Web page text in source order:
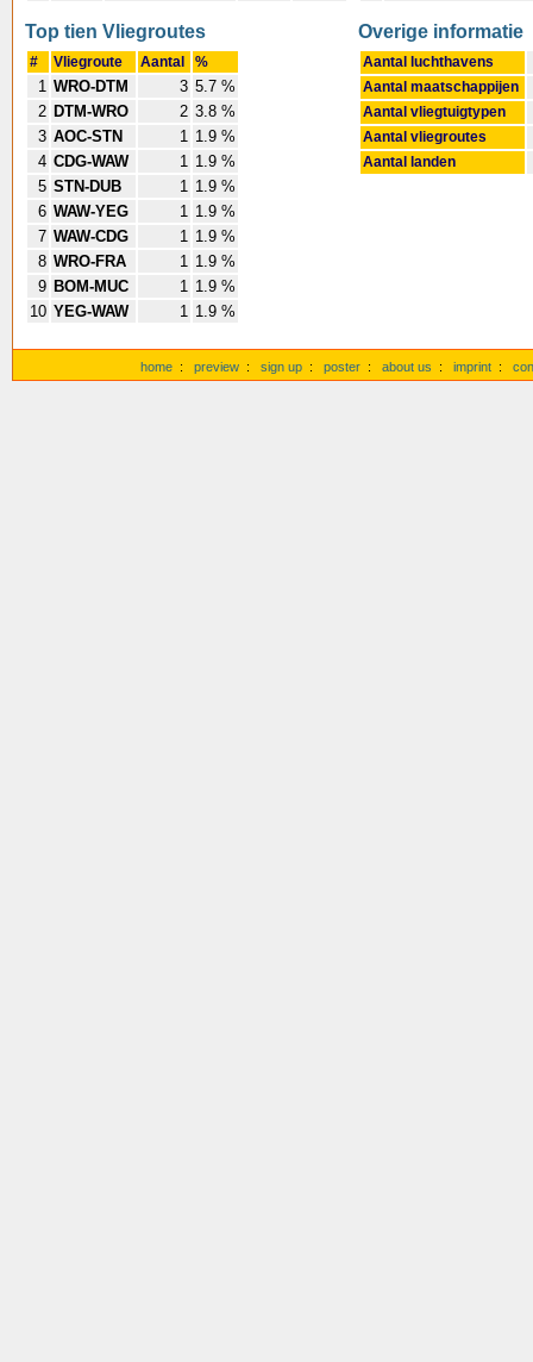
Top tien Vliegroutes
# Vliegroute Aantal %
1 WRO-DTM 3 5.7 %
2 DTM-WRO 2 3.8 %
3 AOC-STN 1 1.9 %
4 CDG-WAW 1 1.9 %
5 STN-DUB 1 1.9 %
6 WAW-YEG 1 1.9 %
7 WAW-CDG 1 1.9 %
8 WRO-FRA 1 1.9 %
9 BOM-MUC 1 1.9 %
10 YEG-WAW 1 1.9 %
Overige informatie
Aantal luchthavens
Aantal maatschappijen
Aantal vliegtuigtypen
Aantal vliegroutes
Aantal landen
home : preview : sign up : poster : about us : imprint :